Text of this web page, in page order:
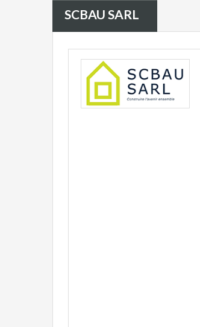
SCBAU SARL